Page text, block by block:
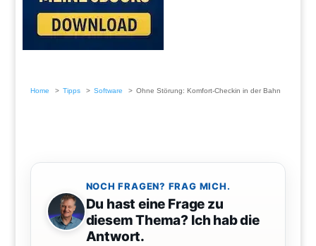
Home Tipps Software Ohne Störung: Komfort-Checkin in der Bahn
NOCH FRAGEN? FRAG MICH.
Du hast eine Frage zu
diesem Thema? Ich hab die
Antwort.